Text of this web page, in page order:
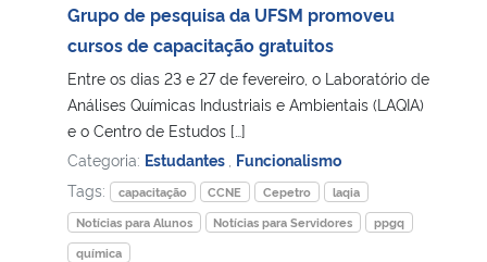
Grupo de pesquisa da UFSM promoveu
cursos de capacitação gratuitos
Entre os dias 23 e 27 de fevereiro, o Laboratório de
Análises Químicas Industriais e Ambientais (LAQIA)
e o Centro de Estudos […]
Categoria: Estudantes Funcionalismo
Tags:
capacitação CCNE Cepetro
laqia
Notícias para Alunos
Notícias para Servidores
ppgq
química